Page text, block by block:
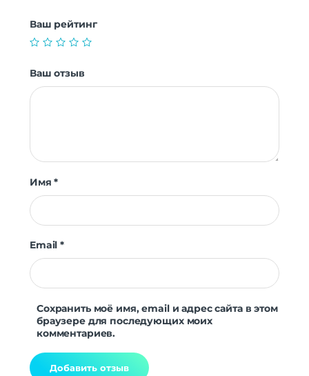
Ваш рейтинг
Ваш отзыв
Имя*
Email*
Сохранить моё имя, email и адрес сайта в этом
браузере для последующих моих
комментариев.